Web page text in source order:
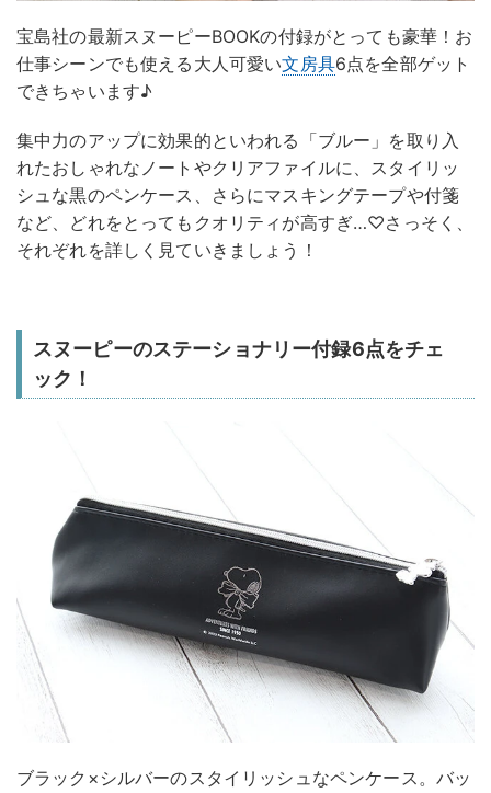
宝島社の最新スヌーピーBOOKの付録がとっても豪華！お
仕事シーンでも使える大人可愛い文房具6点を全部ゲット
できちゃいます♪
集中力のアップに効果的といわれる「ブルー」を取り入
れたおしゃれなノートやクリアファイルに、スタイリッ
シュな黒のペンケース、さらにマスキングテープや付箋
など、どれをとってもクオリティが高すぎ…♡さっそく、
それぞれを詳しく見ていきましょう！
スヌーピーのステーショナリー付録6点をチェ
ック！
ブラック×シルバーのスタイリッシュなペンケース。バッ